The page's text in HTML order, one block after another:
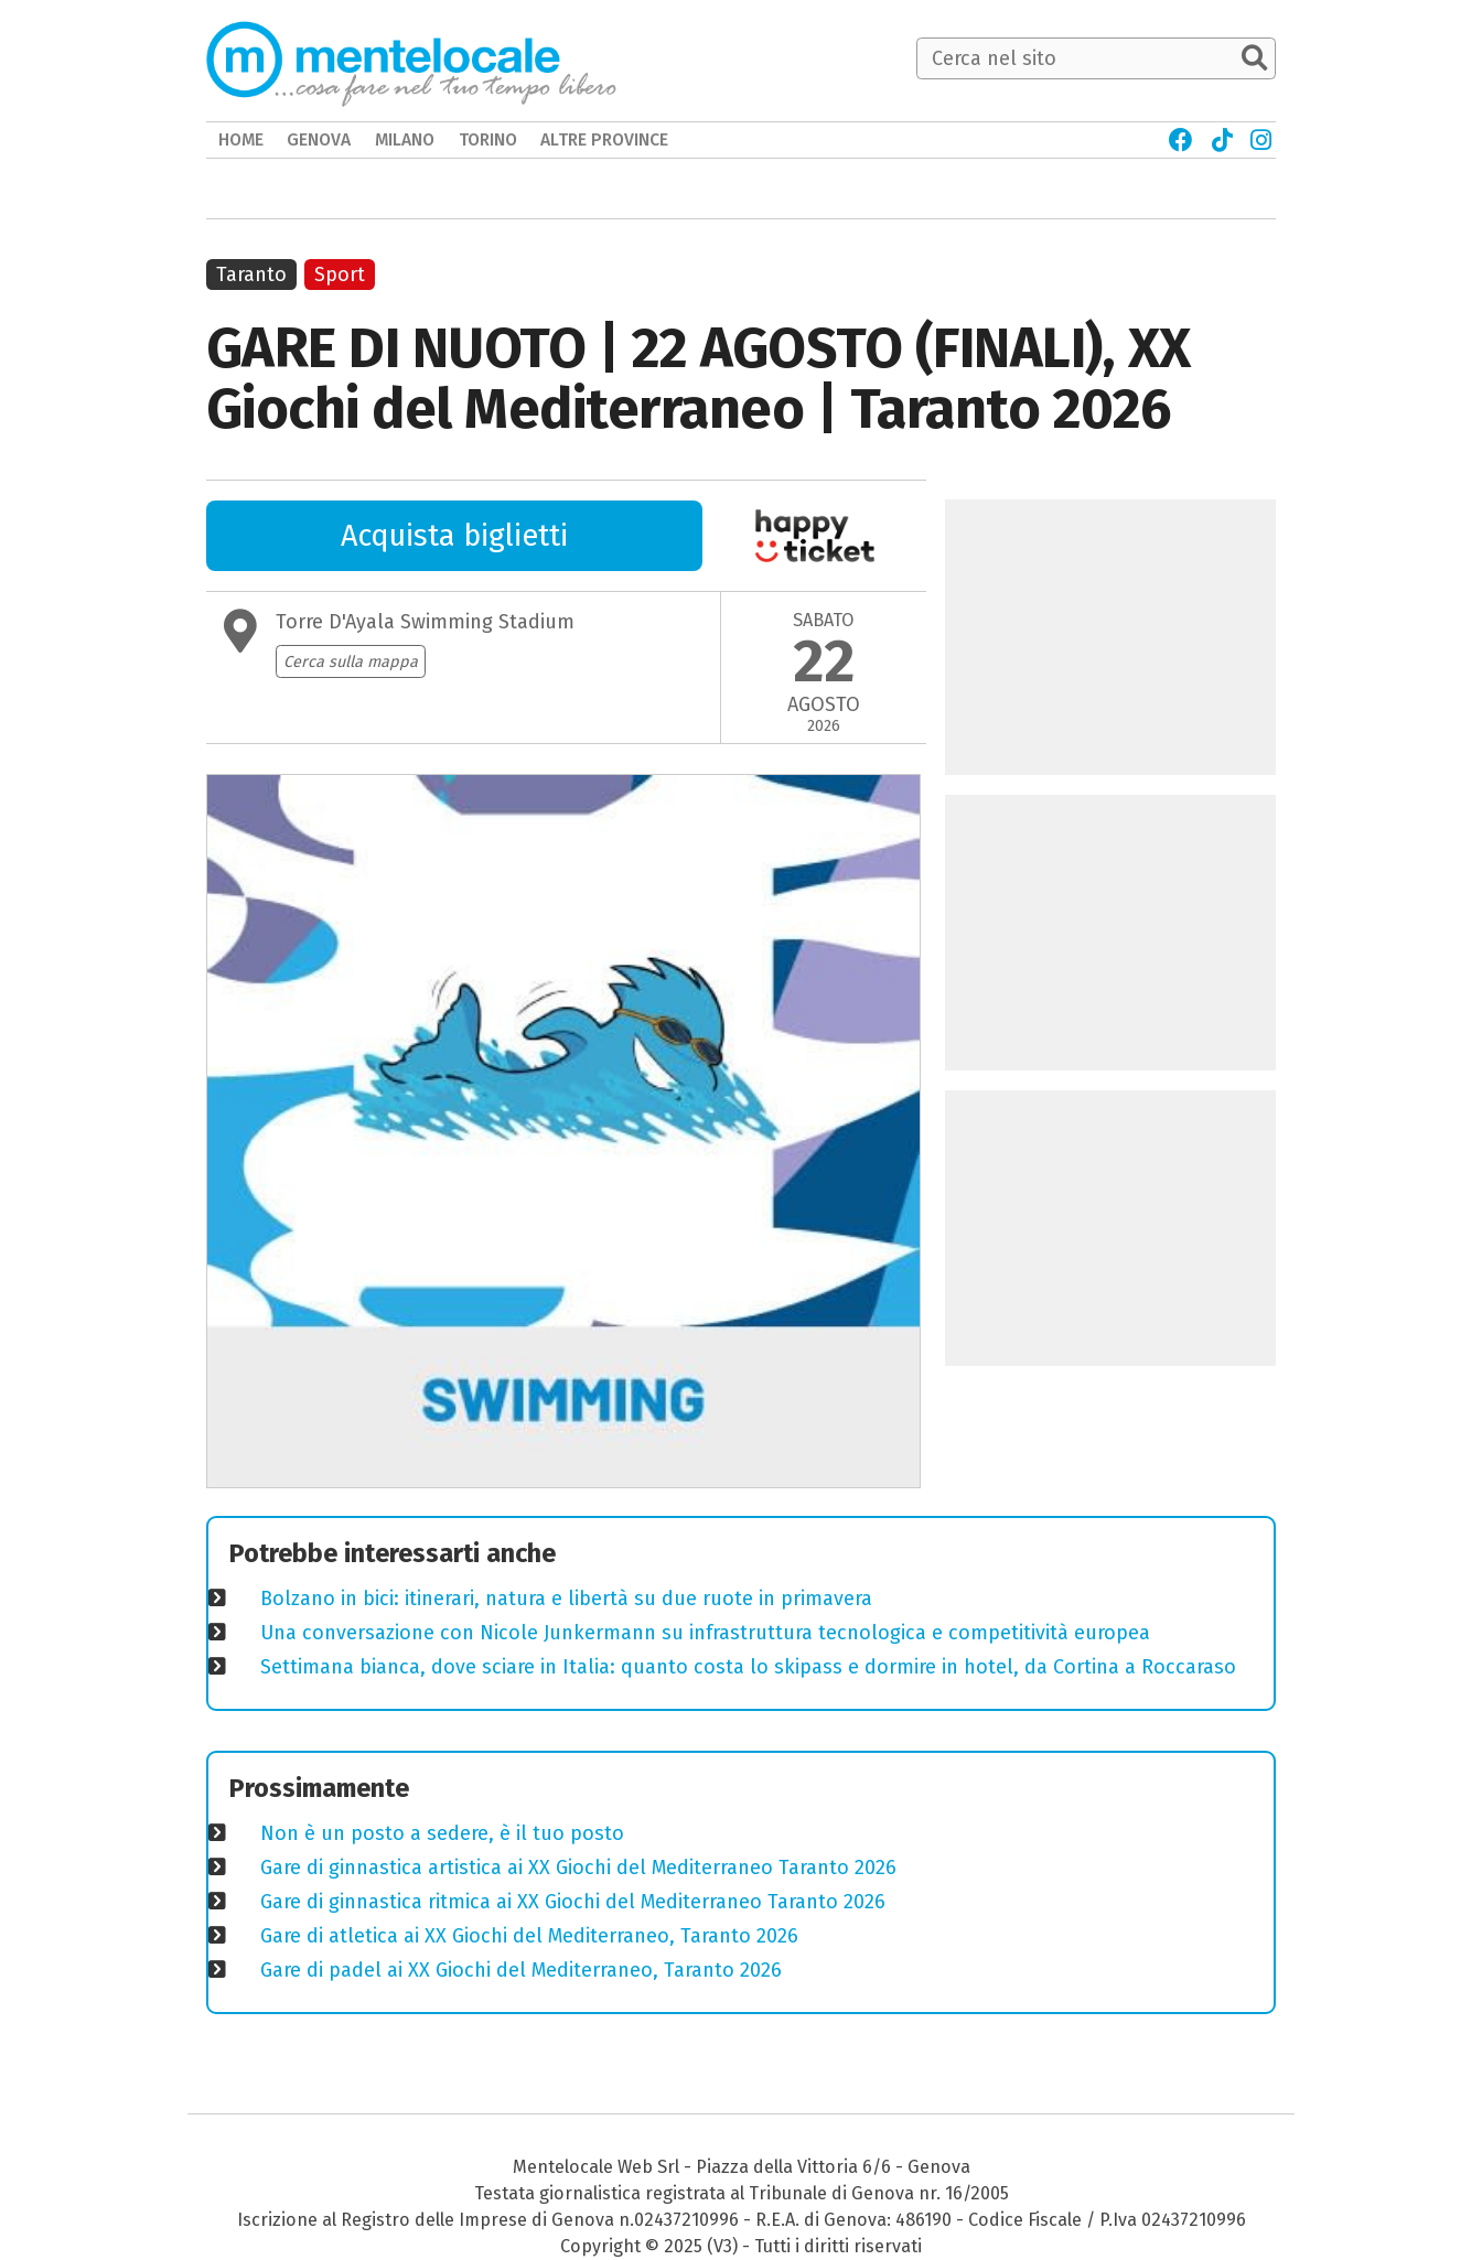
GARE DI NUOTO | 22 AGOSTO (FINALI), XX
Giochi del Mediterraneo | Taranto 2026
Acquista biglietti
Torre D'Ayala Swimming Stadium
Cerca sulla mappa
SABATO
22
AGOSTO
2026
Taranto Sport
Potrebbe interessarti anche
Bolzano in bici: itinerari, natura e libertà su due ruote in primavera
Una conversazione con Nicole Junkermann su infrastruttura tecnologica e competitività europea
Settimana bianca, dove sciare in Italia: quanto costa lo skipass e dormire in hotel, da Cortina a Roccaraso
Prossimamente
Non è un posto a sedere, è il tuo posto
Gare di ginnastica artistica ai XX Giochi del Mediterraneo Taranto 2026
Gare di ginnastica ritmica ai XX Giochi del Mediterraneo Taranto 2026
Gare di atletica ai XX Giochi del Mediterraneo, Taranto 2026
Gare di padel ai XX Giochi del Mediterraneo, Taranto 2026
HOME GENOVA MILANO TORINO ALTRE PROVINCE
Mentelocale Web Srl - Piazza della Vittoria 6/6 - Genova
Testata giornalistica registrata al Tribunale di Genova nr. 16/2005
Iscrizione al Registro delle Imprese di Genova n.02437210996 - R.E.A. di Genova: 486190 - Codice Fiscale / P.Iva 02437210996
Copyright © 2025 (V3) - Tutti i diritti riservati